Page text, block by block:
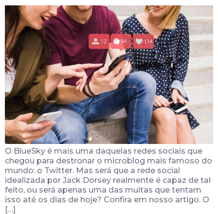
O BlueSky é mais uma daquelas redes sociais que
chegou para destronar o microblog mais famoso do
mundo: o Twitter. Mas será que a rede social
idealizada por Jack Dorsey realmente é capaz de tal
feito, ou será apenas uma das muitas que tentam
isso até os dias de hoje? Confira em nosso artigo. O
[…]